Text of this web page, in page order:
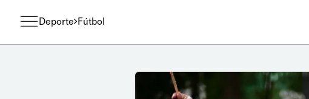
Deporte Fútbol